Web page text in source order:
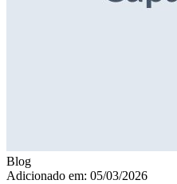
Blog
Adicionado em: 05/03/2026